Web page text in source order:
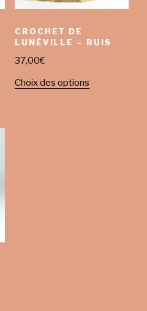
CROCHET DE
LUNÉVILLE – BUIS
37,00€
Choix des options